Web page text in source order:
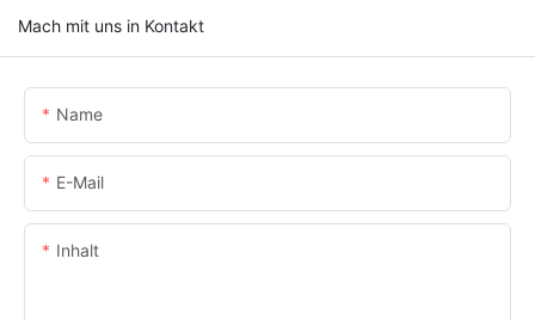
Mach mit uns in Kontakt
Name
E-Mail
Inhalt